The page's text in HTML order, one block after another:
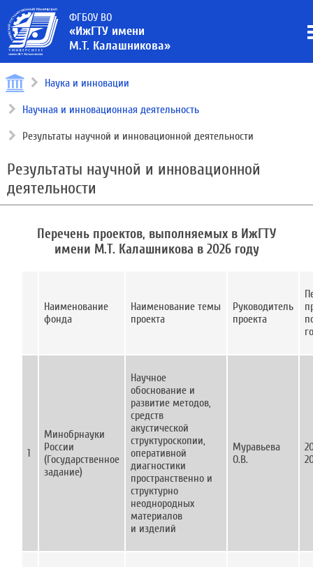
ФГБОУ ВО
«ИжГТУ имени
М.Т. Калашникова»
Наука и инновации
Научная и инновационная деятельность
Результаты научной и инновационной деятельности
Результаты научной и инновационной
деятельности
Перечень проектов, выполняемых в ИжГТУ
имени М.Т. Калашникова в 2026 году
Наименование
фонда
Наименование темы
проекта
Руководитель
проекта
1
Минобрнауки
России
(Государственное
задание)
Научное
обоснование и
развитие методов,
средств
акустической
структуроскопии,
оперативной
диагностики
пространственно и
структурно
неоднородных
материалов
и изделий
Муравьева
О.В.